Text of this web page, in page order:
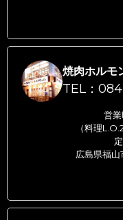
焼肉ホルモ
TEL：
営
（料理
広島県福山